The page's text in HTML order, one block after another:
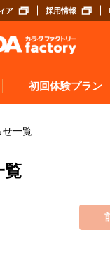
ア 採用情報
初回体験プラン
せ一覧
覧